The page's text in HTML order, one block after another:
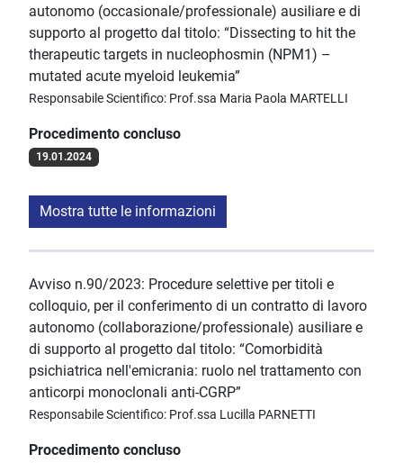
autonomo (occasionale/professionale) ausiliare e di
supporto al progetto dal titolo: “Dissecting to hit the
therapeutic targets in nucleophosmin (NPM1) –
mutated acute myeloid leukemia”
Responsabile Scientifico: Prof.ssa Maria Paola MARTELLI
Procedimento concluso
19.01.2024
Mostra tutte le informazioni
Avviso n.90/2023: Procedure selettive per titoli e
colloquio, per il conferimento di un contratto di lavoro
autonomo (collaborazione/professionale) ausiliare e
di supporto al progetto dal titolo: “Comorbidità
psichiatrica nell'emicrania: ruolo nel trattamento con
anticorpi monoclonali anti-CGRP”
Responsabile Scientifico: Prof.ssa Lucilla PARNETTI
Procedimento concluso